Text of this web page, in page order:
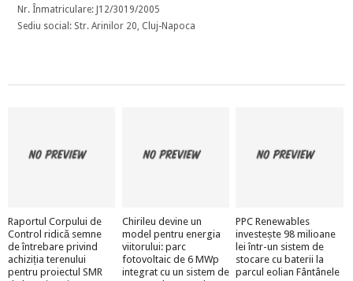
Nr. Înmatriculare: J12/3019/2005
Sediu social: Str. Arinilor 20, Cluj-Napoca
Raportul Corpului de
Control ridică semne
de întrebare privind
achiziția terenului
pentru proiectul SMR
Chirileu devine un
model pentru energia
viitorului: parc
fotovoltaic de 6 MWp
integrat cu un sistem de
PPC Renewables
investește 98 milioane
lei într-un sistem de
stocare cu baterii la
parcul eolian Fântânele